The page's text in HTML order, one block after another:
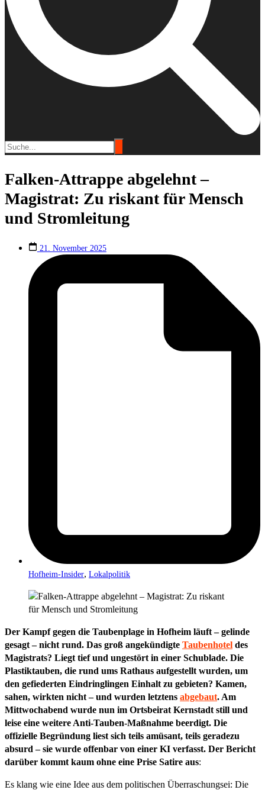
Falken-Attrappe abgelehnt –
Magistrat: Zu riskant für Mensch
und Stromleitung
21. November 2025
Hofheim-Insider, Lokalpolitik
Der Kampf gegen die Taubenplage in Hofheim läuft – gelinde
gesagt – nicht rund. Das groß angekündigte Taubenhotel des
Magistrats? Liegt tief und ungestört in einer Schublade. Die
Plastiktauben, die rund ums Rathaus aufgestellt wurden, um
den gefiederten Eindringlingen Einhalt zu gebieten? Kamen,
sahen, wirkten nicht – und wurden letztens abgebaut. Am
Mittwochabend wurde nun im Ortsbeirat Kernstadt still und
leise eine weitere Anti-Tauben-Maßnahme beerdigt. Die
offizielle Begründung liest sich teils amüsant, teils geradezu
absurd – sie wurde offenbar von einer KI verfasst. Der Bericht
darüber kommt kaum ohne eine Prise Satire aus:
Es klang wie eine Idee aus dem politischen Überraschungsei: Die